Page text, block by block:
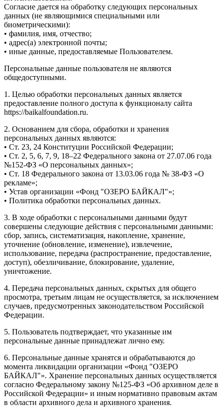
Согласие дается на обработку следующих персональных
данных (не являющимися специальными или
биометрическими):
• фамилия, имя, отчество;
• адрес(а) электронной почты;
• иные данные, предоставляемые Пользователем.
Персональные данные пользователя не являются
общедоступными.
1. Целью обработки персональных данных является
предоставление полного доступа к функционалу сайта
https://baikalfoundation.ru.
2. Основанием для сбора, обработки и хранения
персональных данных являются:
• Ст. 23, 24 Конституции Российской Федерации;
• Ст. 2, 5, 6, 7, 9, 18–22 Федерального закона от 27.07.06 года
№152-ФЗ «О персональных данных»;
• Ст. 18 Федерального закона от 13.03.06 года № 38-ФЗ «О
рекламе»;
• Устав организации «Фонд "ОЗЕРО БАЙКАЛ"»;
• Политика обработки персональных данных.
3. В ходе обработки с персональными данными будут
совершены следующие действия с персональными данными:
сбор, запись, систематизация, накопление, хранение,
уточнение (обновление, изменение), извлечение,
использование, передача (распространение, предоставление,
доступ), обезличивание, блокирование, удаление,
уничтожение.
4. Передача персональных данных, скрытых для общего
просмотра, третьим лицам не осуществляется, за исключением
случаев, предусмотренных законодательством Российской
Федерации.
5. Пользователь подтверждает, что указанные им
персональные данные принадлежат лично ему.
6. Персональные данные хранятся и обрабатываются до
момента ликвидации организации «Фонд "ОЗЕРО
БАЙКАЛ"». Хранение персональных данных осуществляется
согласно Федеральному закону №125-ФЗ «Об архивном деле в
Российской Федерации» и иным нормативно правовым актам
в области архивного дела и архивного хранения.